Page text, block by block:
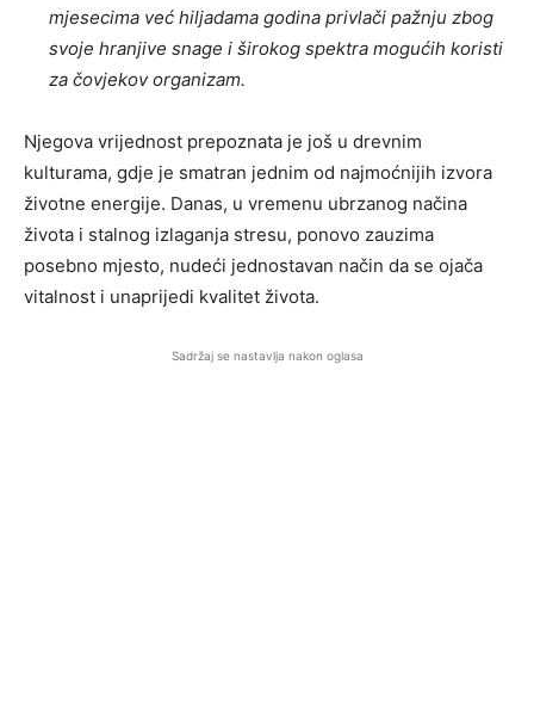
mjesecima već hiljadama godina privlači pažnju zbog
svoje hranjive snage i širokog spektra mogućih koristi
za čovjekov organizam.
Njegova vrijednost prepoznata je još u drevnim
kulturama, gdje je smatran jednim od najmoćnijih izvora
životne energije. Danas, u vremenu ubrzanog načina
života i stalnog izlaganja stresu, ponovo zauzima
posebno mjesto, nudeći jednostavan način da se ojača
vitalnost i unaprijedi kvalitet života.
Sadržaj se nastavlja nakon oglasa